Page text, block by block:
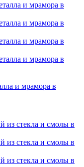
и мрамора в